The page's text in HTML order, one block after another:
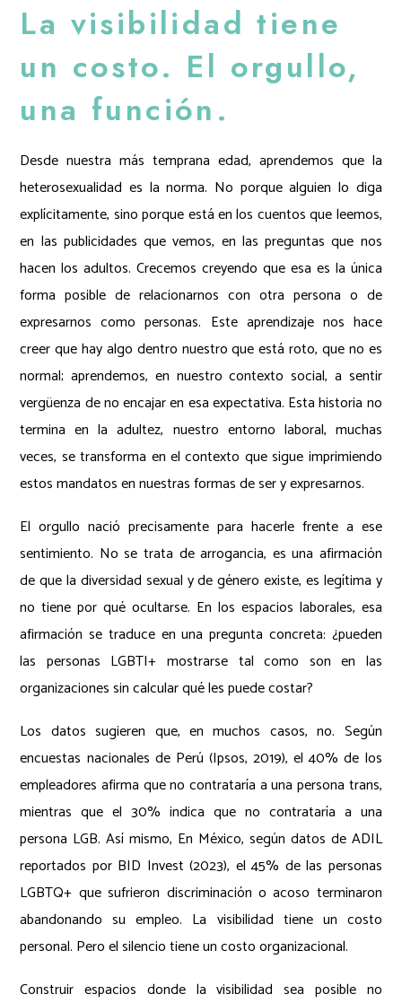
La visibilidad tiene
un costo. El orgullo,
una función.
Desde nuestra más temprana edad, aprendemos que la
heterosexualidad es la norma. No porque alguien lo diga
explícitamente, sino porque está en los cuentos que leemos,
en las publicidades que vemos, en las preguntas que nos
hacen los adultos. Crecemos creyendo que esa es la única
forma posible de relacionarnos con otra persona o de
expresarnos como personas. Este aprendizaje nos hace
creer que hay algo dentro nuestro que está roto, que no es
normal; aprendemos, en nuestro contexto social, a sentir
vergüenza de no encajar en esa expectativa. Esta historia no
termina en la adultez, nuestro entorno laboral, muchas
veces, se transforma en el contexto que sigue imprimiendo
estos mandatos en nuestras formas de ser y expresarnos.
El orgullo nació precisamente para hacerle frente a ese
sentimiento. No se trata de arrogancia, es una afirmación
de que la diversidad sexual y de género existe, es legítima y
no tiene por qué ocultarse. En los espacios laborales, esa
afirmación se traduce en una pregunta concreta: ¿pueden
las personas LGBTI+ mostrarse tal como son en las
organizaciones sin calcular qué les puede costar?
Los datos sugieren que, en muchos casos, no. Según
encuestas nacionales de Perú (Ipsos, 2019), el 40% de los
empleadores afirma que no contrataría a una persona trans,
mientras que el 30% indica que no contrataría a una
persona LGB. Así mismo, En México, según datos de ADIL
reportados por BID Invest (2023), el 45% de las personas
LGBTQ+ que sufrieron discriminación o acoso terminaron
abandonando su empleo. La visibilidad tiene un costo
personal. Pero el silencio tiene un costo organizacional.
Construir espacios donde la visibilidad sea posible no